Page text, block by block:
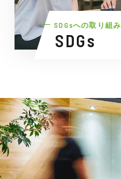
SDGsへの取り組み
SDGs